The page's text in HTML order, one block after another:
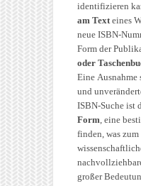
identifizieren
am Texteines
neue ISBN-
Form der
oder
Eine Ausnahme
und
ISBN-Suche ist
Form, eine
finden, was
großer